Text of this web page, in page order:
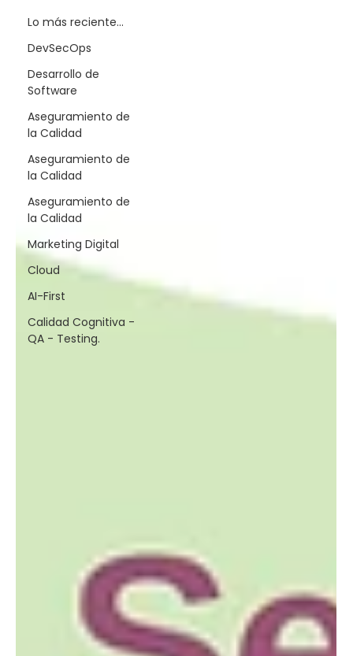
Lo más reciente...
DevSecOps
Desarrollo de
Software
Aseguramiento de
la Calidad
Aseguramiento de
la Calidad
Aseguramiento de
la Calidad
Marketing Digital
Cloud
AI-First
Calidad Cognitiva -
QA - Testing.